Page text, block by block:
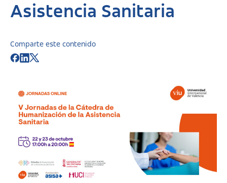
Asistencia Sanitaria
Comparte este contenido